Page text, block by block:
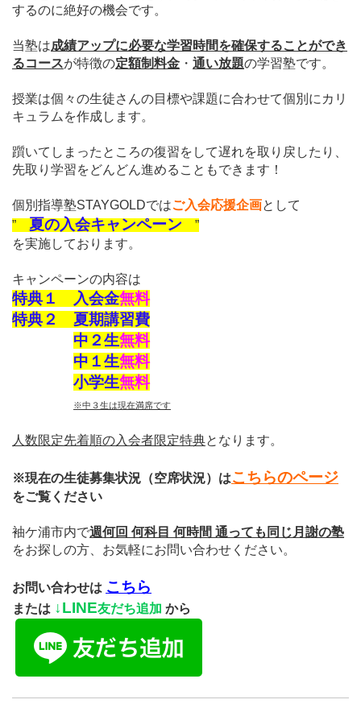
するのに絶好の機会です。
当塾は成績アップに必要な学習時間を確保することができ
るコースが特徴の定額制料金 ・ 通い放題の学習塾です。
授業は個々の生徒さんの目標や課題に合わせて個別にカリ
キュラムを作成します。
躓いてしまったところの復習をして遅れを取り戻したり、
先取り学習をどんどん進めることもできます！
個別指導塾STAYGOLDではご入会応援企画として
”
夏の入会キャンペーン
”
を実施しております。
キャンペーンの内容は
特典１ 入会金無料
特典２ 夏期講習費
中２生無料
中１生無料
小学生無料
※中３生は現在満席です
人数限定先着順の入会者限定特典となります。
※現在の生徒募集状況（空席状況）はこちらのページ
をご覧ください
袖ケ浦市内で週何回 何科目 何時間 通っても同じ月謝の塾
をお探しの方、お気軽にお問い合わせください。
お問い合わせは こちら
または ↓LINE友だち追加 から